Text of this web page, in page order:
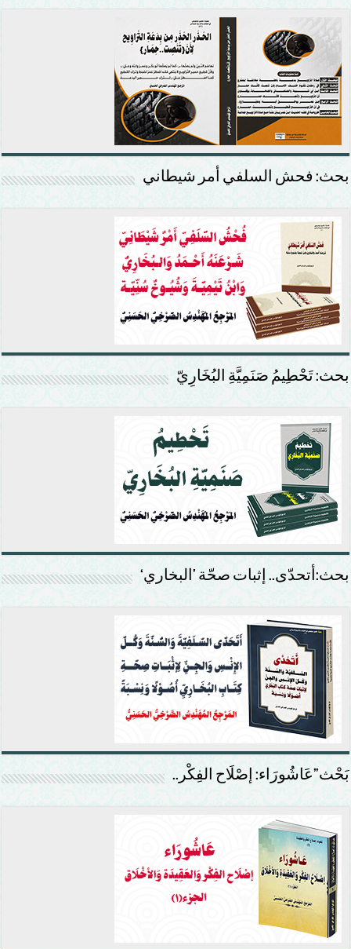
بحث: فحش السلفي أمر شيطاني
بحث: تَحْطِيمُ صَنَمِيَّةِ البُخَارِيّ
بحث:أتحدّى.. إثبات صحّة ’البخاري‘
بَحْث”عَاشُورَاء: إصْلَاح الفِكْر..